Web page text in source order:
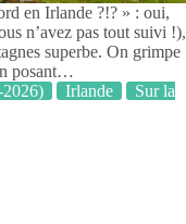
en Irlande ?!? » : oui,
n’avez pas tout suivi !),
superbe. On grimpe
posant…
Irlande
Sur la